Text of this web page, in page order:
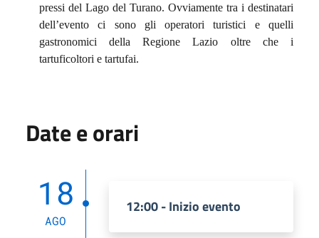
pressi del Lago del Turano. Ovviamente tra i destinatari
dell’evento ci sono gli operatori turistici e quelli
gastronomici della Regione Lazio oltre che i
tartuficoltori e tartufai.
Date e orari
18
AGO
12:00 - Inizio evento